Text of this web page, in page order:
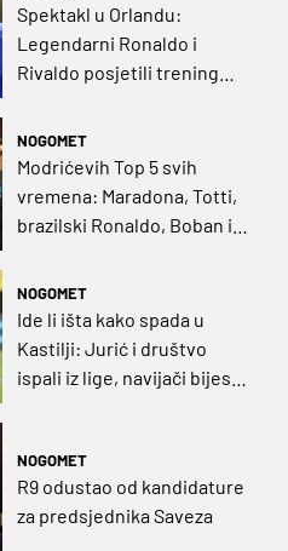
Spektakl u Orlandu:
Legendarni Ronaldo i
Rivaldo posjetili trening
NOGOMET
Modrićevih Top 5 svih
vremena: Maradona, Totti,
brazilski Ronaldo, Boban i
NOGOMET
Ide li išta kako spada u
Kastilji: Jurić i društvo
ispali iz lige, navijači bijesni,
NOGOMET
R9 odustao od kandidature
za predsjednika Saveza